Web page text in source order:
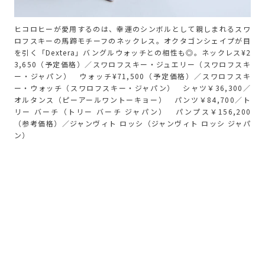
ヒコロヒーが愛用するのは、幸運のシンボルとして親しまれるスワ
ロフスキーの馬蹄モチーフのネックレス。オクタゴンシェイプが目
を引く「Dextera」バングルウォッチとの相性も◎。ネックレス¥2
3,650（予定価格）／スワロフスキー・ジュエリー（スワロフスキ
ー・ジャパン） ウォッチ¥71,500（予定価格）／スワロフスキ
ー・ウォッチ（スワロフスキー・ジャパン） シャツ￥36,300／
オルタンス（ピーアールワントーキョー） パンツ￥84,700／ト
リー バーチ（トリー バーチ ジャパン） パンプス￥156,200
（参考価格）／ジャンヴィト ロッシ（ジャンヴィト ロッシ ジャパ
ン）